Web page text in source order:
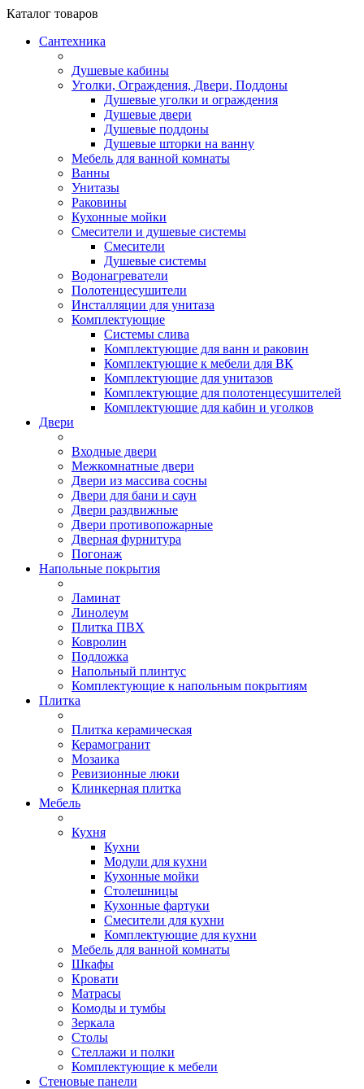
Каталог товаров
Сантехника
Душевые кабины
Уголки, Ограждения, Двери, Поддоны
Душевые уголки и ограждения
Душевые двери
Душевые поддоны
Душевые шторки на ванну
Мебель для ванной комнаты
Ванны
Унитазы
Раковины
Кухонные мойки
Смесители и душевые системы
Смесители
Душевые системы
Водонагреватели
Полотенцесушители
Инсталляции для унитаза
Комплектующие
Системы слива
Комплектующие для ванн и раковин
Комплектующие к мебели для ВК
Комплектующие для унитазов
Комплектующие для полотенцесушителей
Комплектующие для кабин и уголков
Двери
Входные двери
Межкомнатные двери
Двери из массива сосны
Двери для бани и саун
Двери раздвижные
Двери противопожарные
Дверная фурнитура
Погонаж
Напольные покрытия
Ламинат
Линолеум
Плитка ПВХ
Ковролин
Подложка
Напольный плинтус
Комплектующие к напольным покрытиям
Плитка
Плитка керамическая
Керамогранит
Мозаика
Ревизионные люки
Клинкерная плитка
Мебель
Кухня
Кухни
Модули для кухни
Кухонные мойки
Столешницы
Кухонные фартуки
Смесители для кухни
Комплектующие для кухни
Мебель для ванной комнаты
Шкафы
Кровати
Матрасы
Комоды и тумбы
Зеркала
Столы
Стеллажи и полки
Комплектующие к мебели
Стеновые панели